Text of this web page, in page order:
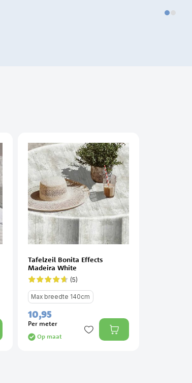
Tafelzeil Bonita Effects
Madeira White
Waardering: (5)
Max breedte 140cm
10,95
Per meter
Op maat